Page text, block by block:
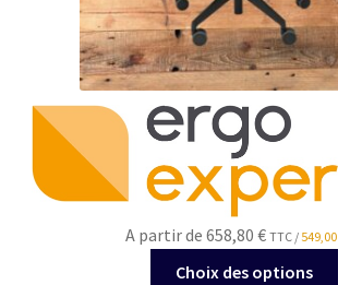
A partir de 658,80 € TTC / 549,00
Choix des options